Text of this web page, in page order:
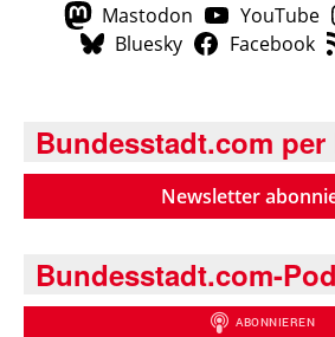
Mastodon YouTube
Bluesky
Facebook
Bundesstadt.com per
Newsletter
Bundesstadt.com-